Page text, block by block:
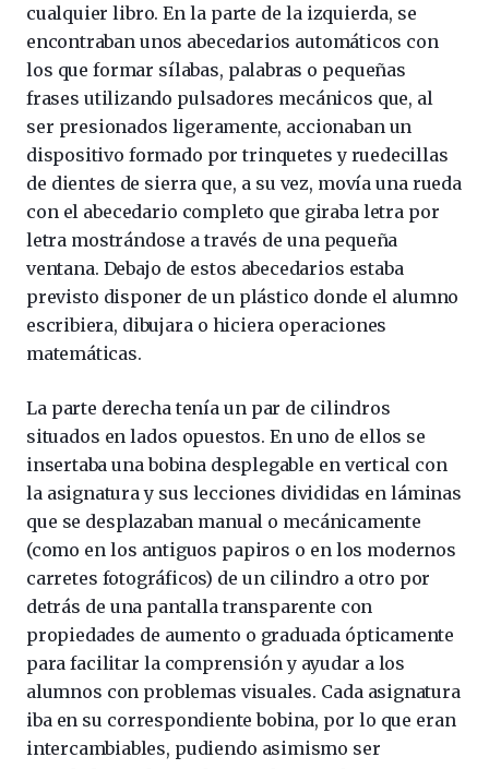
cualquier libro. En la parte de la izquierda, se
encontraban unos abecedarios automáticos con
los que formar sílabas, palabras o pequeñas
frases utilizando pulsadores mecánicos que, al
ser presionados ligeramente, accionaban un
dispositivo formado por trinquetes y ruedecillas
de dientes de sierra que, a su vez, movía una rueda
con el abecedario completo que giraba letra por
letra mostrándose a través de una pequeña
ventana. Debajo de estos abecedarios estaba
previsto disponer de un plástico donde el alumno
escribiera, dibujara o hiciera operaciones
matemáticas.
La parte derecha tenía un par de cilindros
situados en lados opuestos. En uno de ellos se
insertaba una bobina desplegable en vertical con
la asignatura y sus lecciones divididas en láminas
que se desplazaban manual o mecánicamente
(como en los antiguos papiros o en los modernos
carretes fotográficos) de un cilindro a otro por
detrás de una pantalla transparente con
propiedades de aumento o graduada ópticamente
para facilitar la comprensión y ayudar a los
alumnos con problemas visuales. Cada asignatura
iba en su correspondiente bobina, por lo que eran
intercambiables, pudiendo asimismo ser